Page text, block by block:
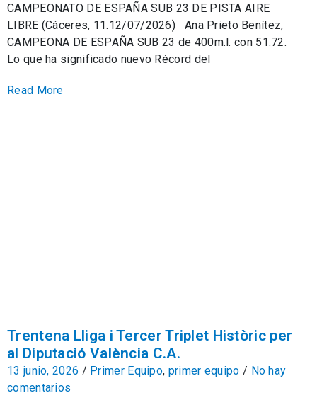
CAMPEONATO DE ESPAÑA SUB 23 DE PISTA AIRE
LIBRE (Cáceres, 11.12/07/2026) Ana Prieto Benítez,
CAMPEONA DE ESPAÑA SUB 23 de 400m.l. con 51.72.
Lo que ha significado nuevo Récord del
Read More
Trentena Lliga i Tercer Triplet Històric per
al Diputació València C.A.
13 junio, 2026 / Primer Equipo, primer equipo / No hay
comentarios